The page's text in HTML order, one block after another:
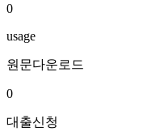
0
usage
원문다운로드
0
대출신청